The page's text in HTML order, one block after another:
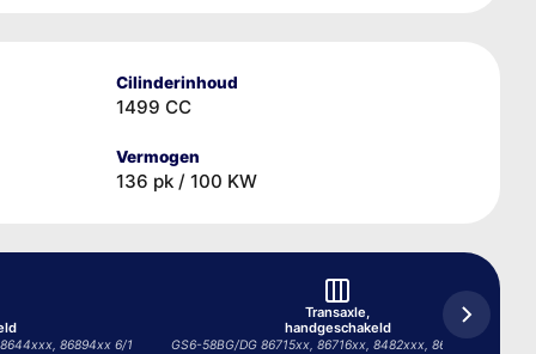
Cilinderinhoud
1499 CC
Vermogen
136 pk / 100 KW
86894xx 6/1
Transaxle,
handgeschakeld
GS6-58BG/DG 86715xx, 86716xx, 8482xxx, 86893xx 6/1